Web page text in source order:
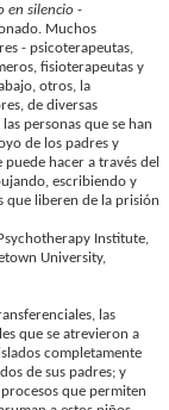
en silencio -
Muchos
- psicoterapeutas,
fisioterapeutas y
otros, la
de diversas
personas que se han
de los padres y
hacer a través del
escribiendo y
que liberen de la prisión
Institute,
University,
las
que se atrevieron a
completamente
de sus padres; y
que permiten